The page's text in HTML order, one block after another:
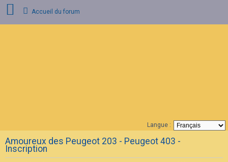
A
Q
Accueil du forum
Langue :
Amoureux des Peugeot 203 - Peugeot 403 -
Inscription